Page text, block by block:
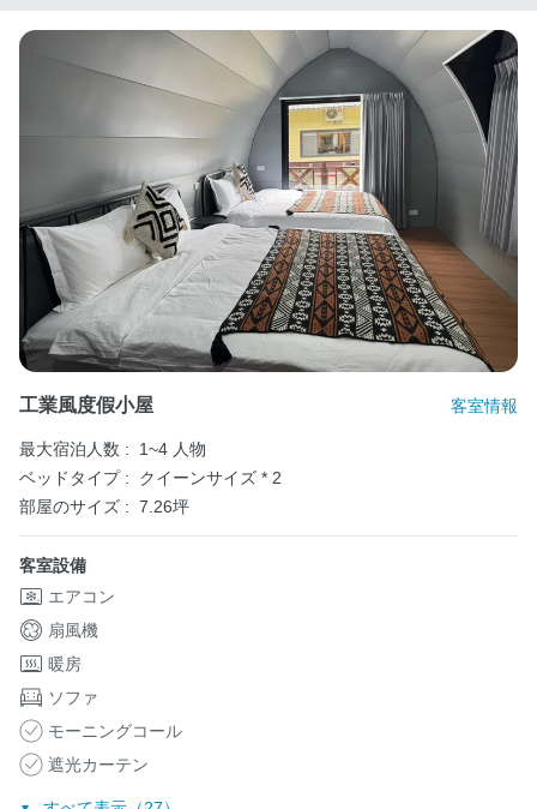
工業風度假小屋 客室情報
最大宿泊人数 :
1~4 人物
ベッドタイプ :
クイーンサイズ * 2
部屋のサイズ : 7.26坪
客室設備
エアコン
扇風機
暖房
ソファ
モーニングコール
遮光カーテン